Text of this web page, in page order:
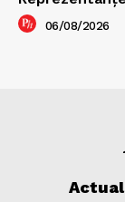
06/08/2026